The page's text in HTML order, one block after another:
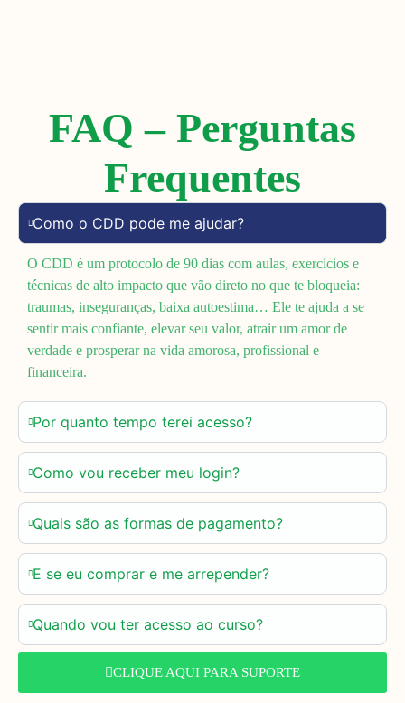
FAQ – Perguntas
Frequentes
Como o CDD pode me ajudar?
O CDD é um protocolo de 90 dias com aulas, exercícios e
técnicas de alto impacto que vão direto no que te bloqueia:
traumas, inseguranças, baixa autoestima… Ele te ajuda a se
sentir mais confiante, elevar seu valor, atrair um amor de
verdade e prosperar na vida amorosa, profissional e
financeira.
Por quanto tempo terei acesso?
Como vou receber meu login?
Quais são as formas de pagamento?
E se eu comprar e me arrepender?
Quando vou ter acesso ao curso?
CLIQUE AQUI PARA SUPORTE